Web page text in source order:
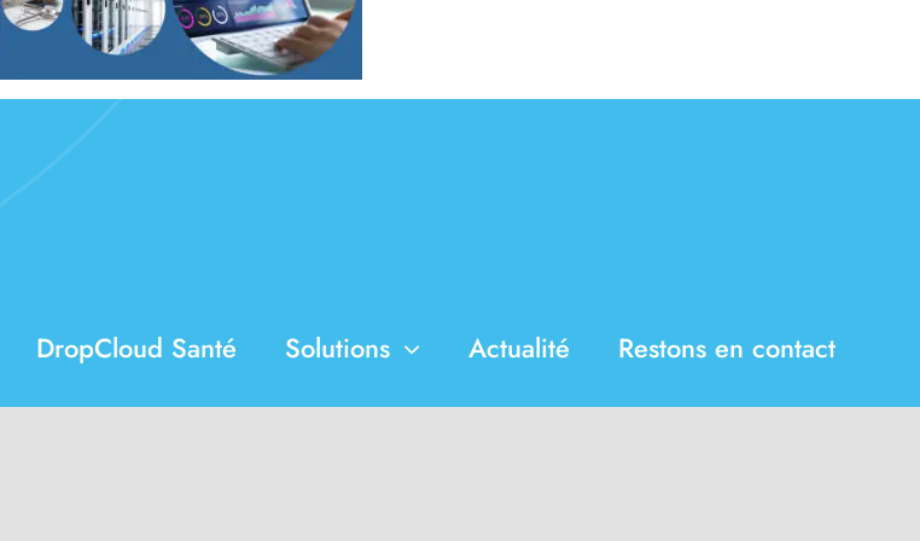
DropCloud Santé Solutions Actualité Restons en contact